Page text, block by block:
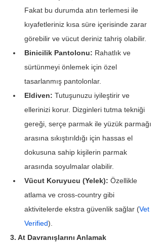
Fakat bu durumda atın terlemesi ile
kıyafetleriniz kısa süre içerisinde zarar
görebilir ve vücut deriniz tahriş olabilir.
Binicilik Pantolonu: Rahatlık ve
sürtünmeyi önlemek için özel
tasarlanmış pantolonlar.
Eldiven: Tutuşunuzu iyileştirir ve
ellerinizi korur. Dizginleri tutma tekniği
gereği, serçe parmak ile yüzük parmağı
arasına sıkıştırıldığı için hassas el
dokusuna sahip kişilerin parmak
arasında soyulmalar olabilir.
Vücut Koruyucu (Yelek): Özellikle
atlama ve cross-country gibi
aktivitelerde ekstra güvenlik sağlar (Vet
Verified).
3. At Davranışlarını Anlamak